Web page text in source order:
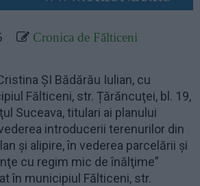
Cronica de Fălticeni
ȘI Bădărău Iulian, cu
Fălticeni, str. Țărăncuţei, bl. 19,
Suceava, titulari ai planului
introducerii terenurilor din
şi alipire, în vederea parcelării şi
cu regim mic de înălţime”
în municipiul Fălticeni, str.